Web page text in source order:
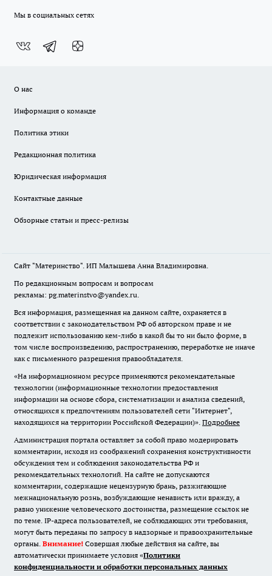
Мы в социальных сетях
О нас
Информация о команде
Политика этики
Редакционная политика
Юридическая информация
Контактные данные
Обзорные статьи и пресс-релизы
Сайт "Материнство". ИП Малышева Анна Владимировна.
По редакционным вопросам и вопросам
рекламы: pg.materinstvo@yandex.ru.
Вся информация, размещенная на данном сайте, охраняется в
соответствии с законодательством РФ об авторском праве и не
подлежит использованию кем-либо в какой бы то ни было форме, в
том числе воспроизведению, распространению, переработке не иначе
как с письменного разрешения правообладателя.
«На информационном ресурсе применяются рекомендательные
технологии (информационные технологии предоставления
информации на основе сбора, систематизации и анализа сведений,
относящихся к предпочтениям пользователей сети "Интернет",
находящихся на территории Российской Федерации)». Подробнее
Администрация портала оставляет за собой право модерировать
комментарии, исходя из соображений сохранения конструктивности
обсуждения тем и соблюдения законодательства РФ и
рекомендательных технологий. На сайте не допускаются
комментарии, содержащие нецензурную брань, разжигающие
межнациональную рознь, возбуждающие ненависть или вражду, а
равно унижение человеческого достоинства, размещение ссылок не
по теме. IP-адреса пользователей, не соблюдающих эти требования,
могут быть переданы по запросу в надзорные и правоохранительные
органы. Внимание! Совершая любые действия на сайте, вы
автоматически принимаете условия «Политики
конфиденциальности и обработки персональных данных